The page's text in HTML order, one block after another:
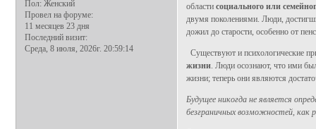
Пол: Женский
Провел на форуме:
11 месяцев 23 дня
Последний визит:
Среда, 8 июля, 2026г. 20:59:14
области социального или
двумя поколениями. Люди,
дожил до старости, особенно от
Существуют и психологические
жизни. Люди осознают, что ими
жизни; теперь они являются
Будущее никогда не является
безграничных возможностей, как